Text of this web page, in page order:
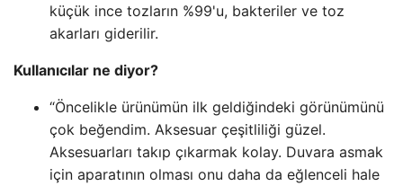
küçük ince tozların %99'u, bakteriler ve toz
akarları giderilir.
Kullanıcılar ne diyor?
“Öncelikle ürünümün ilk geldiğindeki görünümünü
çok beğendim. Aksesuar çeşitliliği güzel.
Aksesuarları takıp çıkarmak kolay. Duvara asmak
için aparatının olması onu daha da eğlenceli hale